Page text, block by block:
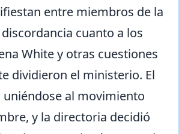
entre miembros de la
cuanto a los
White y otras cuestiones
dividieron el ministerio. El
al movimiento
y la directoria decidió